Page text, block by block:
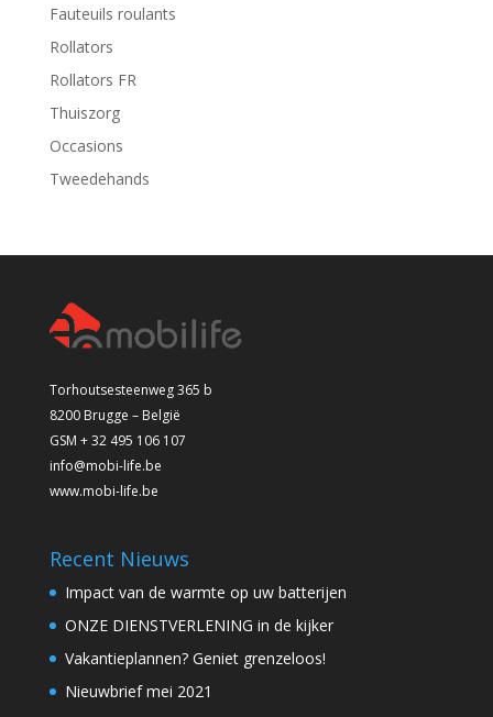
Fauteuils roulants
Rollators
Rollators FR
Thuiszorg
Occasions
Tweedehands
Torhoutsesteenweg 365 b
8200 Brugge – België
GSM + 32 495 106 107
info@mobi-life.be
www.mobi-life.be
Recent Nieuws
Impact van de warmte op uw batterijen
ONZE DIENSTVERLENING in de kijker
Vakantieplannen? Geniet grenzeloos!
Nieuwbrief mei 2021